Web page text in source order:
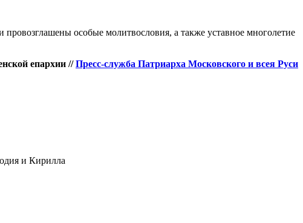
особые молитвословия, а также уставное многолетие
епархии //Пресс-служба Патриарха Московского и всея Руси
и Кирилла